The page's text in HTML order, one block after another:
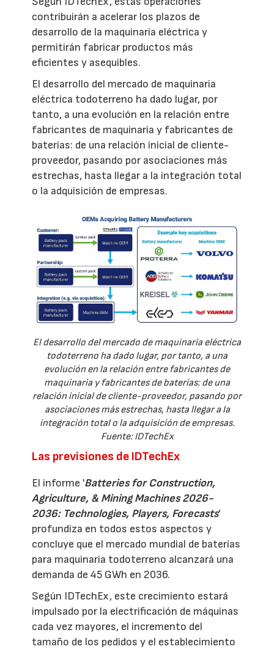
contribuirán a acelerar los plazos de
desarrollo de la maquinaria eléctrica y
permitirán fabricar productos más
eficientes y asequibles.
El desarrollo del mercado de maquinaria
eléctrica todoterreno ha dado lugar, por
tanto, a una evolución en la relación entre
fabricantes de maquinaria y fabricantes de
baterías: de una relación inicial de cliente-
proveedor, pasando por asociaciones más
estrechas, hasta llegar a la integración total
o la adquisición de empresas.
El desarrollo del mercado de maquinaria eléctrica
todoterreno ha dado lugar, por tanto, a una
evolución en la relación entre fabricantes de
maquinaria y fabricantes de baterías: de una
relación inicial de cliente-proveedor, pasando por
asociaciones más estrechas, hasta llegar a la
integración total o la adquisición de empresas.
Fuente: IDTechEx
Las previsiones de IDTechEx
El informe 'Batteries for Construction,
Agriculture, & Mining Machines 2026-
2036: Technologies, Players, Forecasts'
profundiza en todos estos aspectos y
concluye que el mercado mundial de baterías
para maquinaria todoterreno alcanzará una
demanda de 45 GWh en 2036.
Según IDTechEx, este crecimiento estará
impulsado por la electrificación de máquinas
cada vez mayores, el incremento del
tamaño de los pedidos y el establecimiento